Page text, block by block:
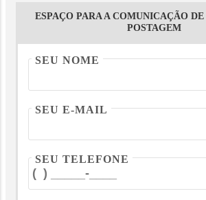
ESPAÇO PARA A COMUNICAÇÃO DE
POSTAGEM
SEU NOME
SEU E-MAIL
SEU TELEFONE